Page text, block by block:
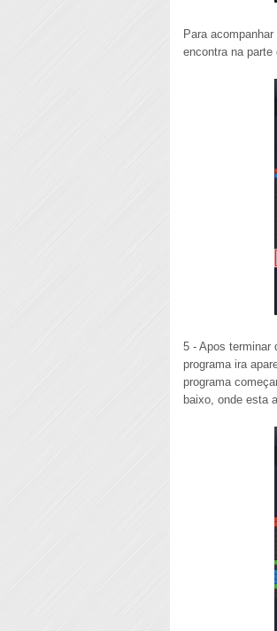
Para
encontra na
5 - Apos terminar
programa ira
programa
baixo, onde esta